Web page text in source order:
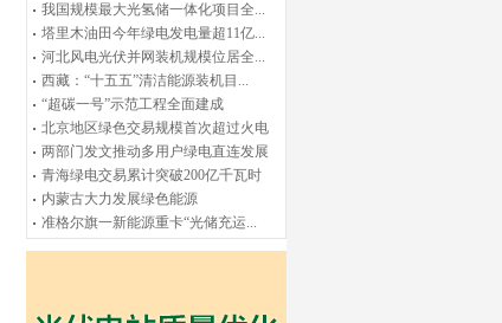
我国规模最大光氢储一体化项目全...
塔里木油田今年绿电发电量超11亿...
河北风电光伏并网装机规模位居全...
西藏：“十五五”清洁能源装机目...
“超碳一号”示范工程全面建成
北京地区绿色交易规模首次超过火电
两部门发文推动多用户绿电直连发展
青海绿电交易累计突破200亿千瓦时
内蒙古大力发展绿色能源
准格尔旗一新能源重卡“光储充运...